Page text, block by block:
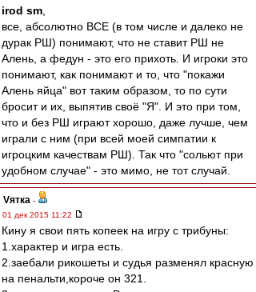
irod sm
все, абсолютно ВСЕ (в том числе и далеко не
дурак РШ) понимают, что не ставит РШ не
Алень, а федун - это его прихоть. И игроки это
понимают, как понимают и то, что "покажи
Алень яйца" вот таким образом, то по сути
бросит и их, выпятив своё "Я". И это при том,
что и без РШ играют хорошо, даже лучше, чем
играли с ним (при всей моей симпатии к
игроцким качествам РШ). Так что "сольют при
удобном случае" - это мимо, не тот случай.
Vятка -
01 дек 2015 11:22
Кину я свои пять копеек на игру с трибуны:
1.характер и игра есть.
2.заебали рикошеты и судья разменял красную
на пенальти,короче он 321.